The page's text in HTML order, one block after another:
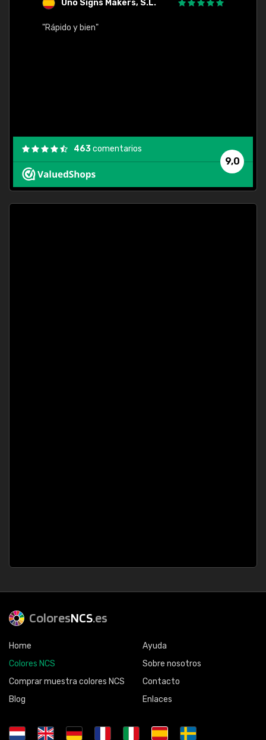
Uno Signs Makers, S.L.
"Rápido y bien"
9,0
463comentarios
ColoresNCS.es
Home
Colores NCS
Comprar muestra colores NCS
Blog
Ayuda
Sobre nosotros
Contacto
Enlaces